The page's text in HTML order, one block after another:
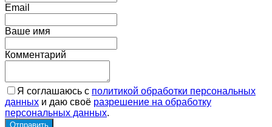
Email
Ваше имя
Комментарий
Я соглашаюсь с политикой обработки персональных
данных и даю своё разрешение на обработку
персональных данных.